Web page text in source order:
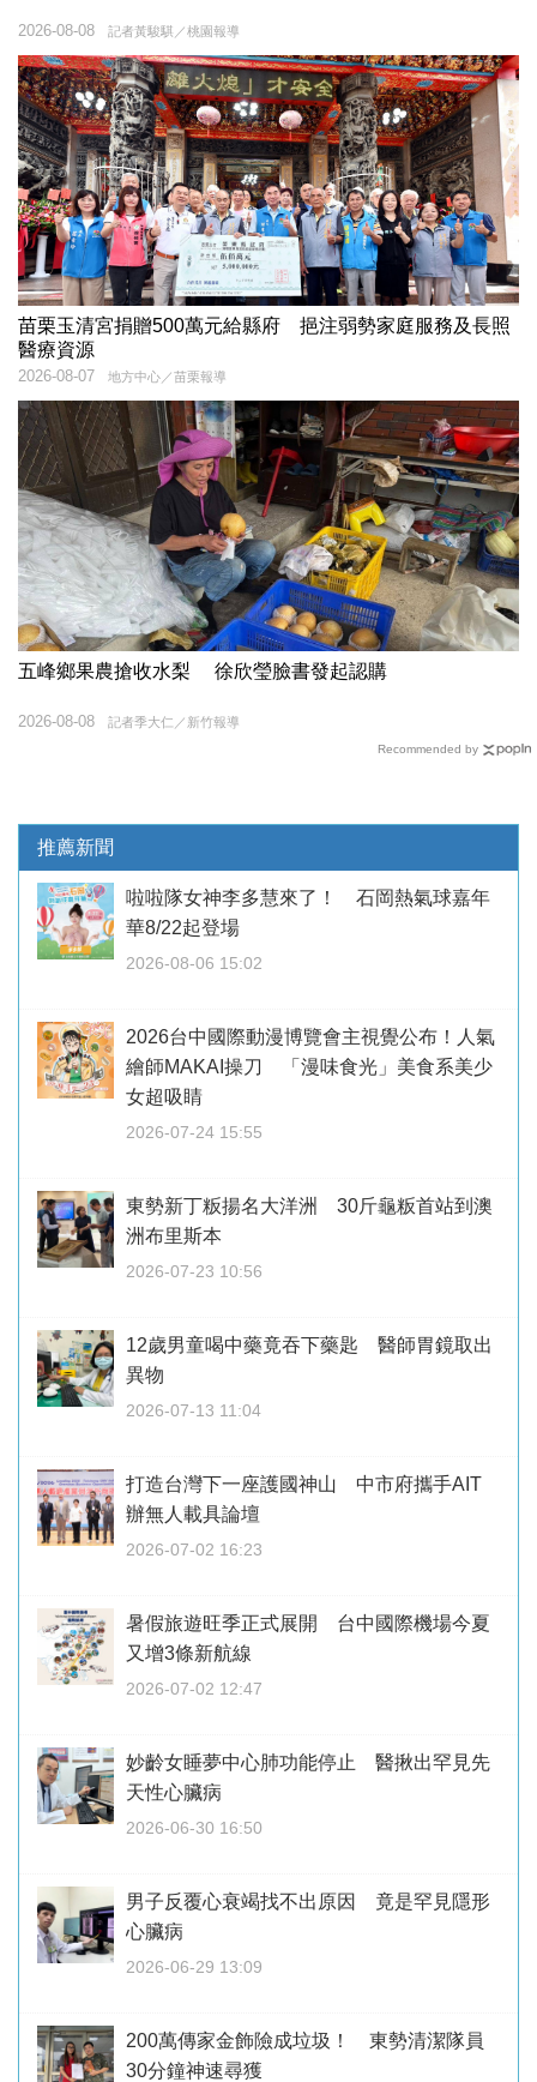
記者黃駿騏／桃園報導
2026-08-08
苗栗玉清宮捐贈500萬元給縣府 挹注弱勢家庭服務及長照
醫療資源
地方中心／苗栗報導
2026-08-07
五峰鄉果農搶收水梨 徐欣瑩臉書發起認購
記者季大仁／新竹報導
2026-08-08
Recommended by
推薦新聞
啦啦隊女神李多慧來了！ 石岡熱氣球嘉年
華8/22起登場
2026-08-06 15:02
2026台中國際動漫博覽會主視覺公布！人氣
繪師MAKAI操刀 「漫味食光」美食系美少
女超吸睛
2026-07-24 15:55
東勢新丁粄揚名大洋洲 30斤龜粄首站到澳
洲布里斯本
2026-07-23 10:56
12歲男童喝中藥竟吞下藥匙 醫師胃鏡取出
異物
2026-07-13 11:04
打造台灣下一座護國神山 中市府攜手AIT
辦無人載具論壇
2026-07-02 16:23
暑假旅遊旺季正式展開 台中國際機場今夏
又增3條新航線
2026-07-02 12:47
妙齡女睡夢中心肺功能停止 醫揪出罕見先
天性心臟病
2026-06-30 16:50
男子反覆心衰竭找不出原因 竟是罕見隱形
心臟病
2026-06-29 13:09
200萬傳家金飾險成垃圾！ 東勢清潔隊員
30分鐘神速尋獲